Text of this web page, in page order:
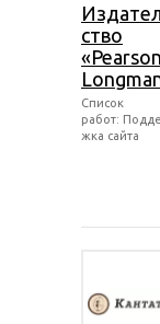
ство
«Pearson
Список
работ:
жка сайта